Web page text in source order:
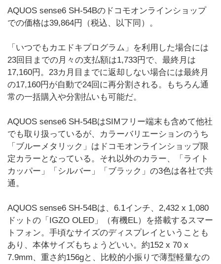
AQUOS sense6 SH-54Bのドコモオンラインショップ
での価格は39,864円（税込、以下同）。
「いつでもカエドキプログラム」を利用した場合には
23回目までの月々の支払額は1,733円で、最終月は
17,160円。23カ月目までに返却しない場合には最終月
の17,160円が自動で24回に再分割される。もちろん通
常の一括購入や分割払いも可能だ。
AQUOS sense6 SH-54BはSIMフリー端末も含めて他社
でも取り扱っているが、カラーバリエーションのうち
「ブルーメタリック」はドコモオンラインショップ限
定カラーとなっている。それ以外のカラー、「ライト
カッパー」「シルバー」「ブラック」の3色は各社で共
通。
AQUOS sense6 SH-54Bは、6.1インチ、2,432 x 1,080
ドットの「IGZO OLED」（有機EL）を搭載するスマー
トフォン。手頃なサイズのディスプレイということも
あり、本体サイズもちょうどいい。約152 x 70 x
7.9mm、重さ約156gと、比較的小振りで薄型軽量なの